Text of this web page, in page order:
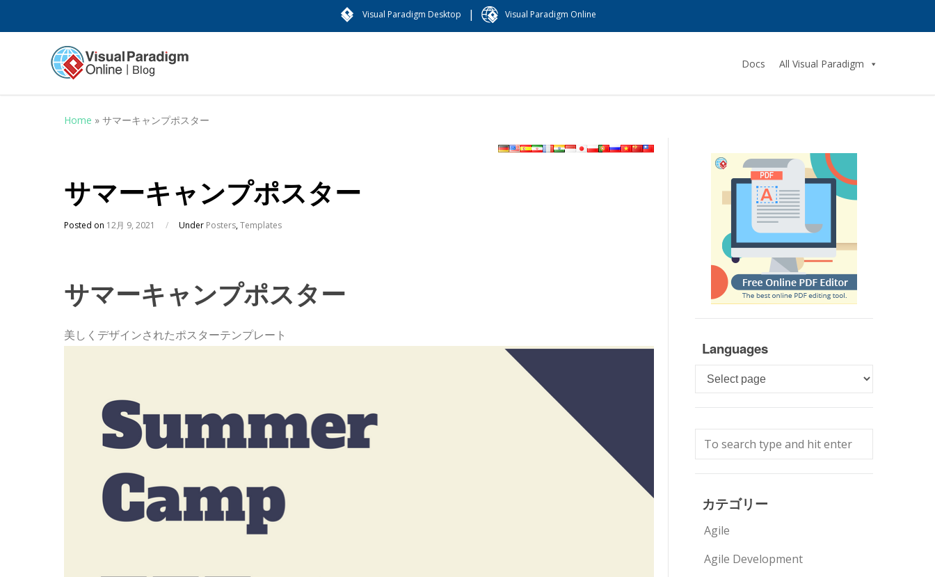
Visual Paradigm Desktop | Visual Paradigm Online
Docs All Visual Paradigm
Home » サマーキャンプポスター
サマーキャンプポスター
Posted on 12月 9, 2021 / Under Posters,Templates
サマーキャンプポスター
美しくデザインされたポスターテンプレート
Languages
Languages
カテゴリー
Agile
Agile Development